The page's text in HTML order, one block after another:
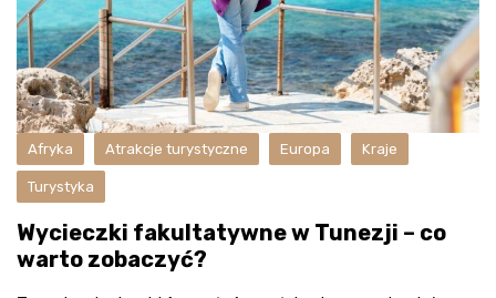
Afryka Atrakcje turystyczne Europa Kraje
Turystyka
Wycieczki fakultatywne w Tunezji – co
warto zobaczyć?